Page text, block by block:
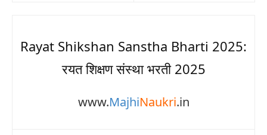
Rayat Shikshan Sanstha Bharti 2025:
रयत शिक्षण संस्था भरती 2025
www.MajhiNaukri.in